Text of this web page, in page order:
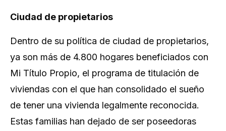
Ciudad de propietarios
Dentro de su política de ciudad de propietarios,
ya son más de 4.800 hogares beneficiados con
Mi Título Propio, el programa de titulación de
viviendas con el que han consolidado el sueño
de tener una vivienda legalmente reconocida.
Estas familias han dejado de ser poseedoras